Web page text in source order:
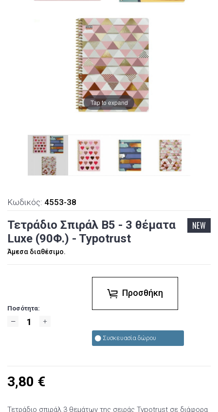
Tap to expand
Κωδικός: 4553-38
Τετράδιο Σπιράλ Β5 - 3 θέματα
Luxe (90Φ.) - Typotrust
NEW
Άμεσα διαθέσιμο.
Ποσότητα:
Προσθήκη
Συσκευασία δώρου
3,80 €
Τετράδιο σπιράλ 3 θεμάτων της σειράς Typotrust σε διάφορα